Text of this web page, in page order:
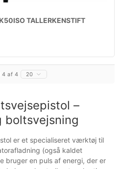
TALLERKENSTIFT
4 af 4 20
–
er et specialiseret værktøj til
(også kaldet
bruger en puls af energi, der er